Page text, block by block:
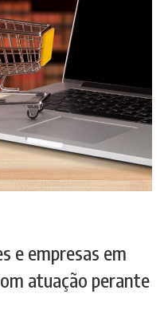
e empresas em
atuação perante